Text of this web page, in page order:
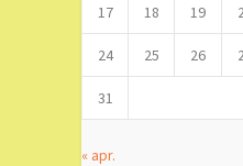
17 18 19
24 25 26
31
« apr.